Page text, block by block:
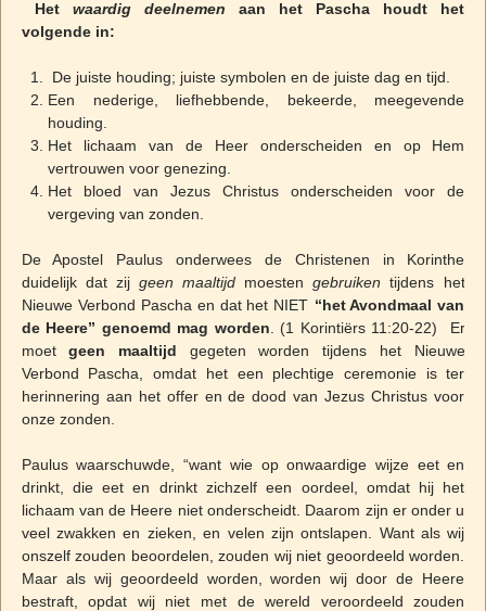
Het waardig deelnemen aan het Pascha houdt het
volgende in:
De juiste houding; juiste symbolen en de juiste dag en tijd.
Een nederige, liefhebbende, bekeerde, meegevende
houding.
Het lichaam van de Heer onderscheiden en op Hem
vertrouwen voor genezing.
Het bloed van Jezus Christus onderscheiden voor de
vergeving van zonden.
De Apostel Paulus onderwees de Christenen in Korinthe
duidelijk dat zij geen maaltijd moestengebruiken tijdens het
Nieuwe Verbond Pascha en dat het NIET “het Avondmaal van
de Heere” genoemd mag worden . (1 Korintiërs 11:20-22) Er
moetgeen maaltijd gegeten worden tijdens het Nieuwe
Verbond Pascha, omdat het een plechtige ceremonie is ter
herinnering aan het offer en de dood van Jezus Christus voor
onze zonden.
Paulus waarschuwde, “want wie op onwaardige wijze eet en
drinkt, die eet en drinkt zichzelf een oordeel, omdat hij het
lichaam van de Heere niet onderscheidt. Daarom zijn er onder u
veel zwakken en zieken, en velen zijn ontslapen. Want als wij
onszelf zouden beoordelen, zouden wij niet geoordeeld worden.
Maar als wij geoordeeld worden, worden wij door de Heere
bestraft, opdat wij niet met de wereld veroordeeld zouden